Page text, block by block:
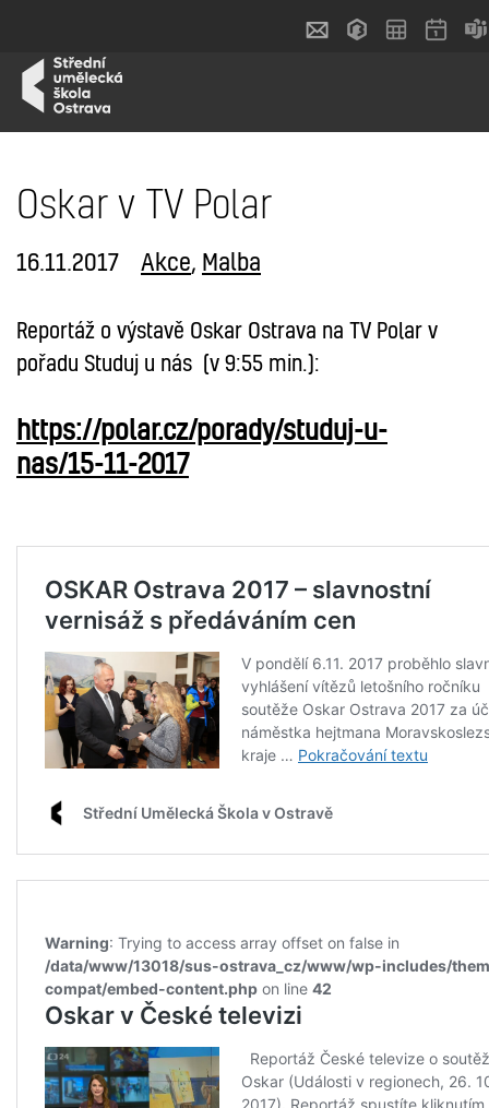
Oskar v TV Polar
16.11.2017 Akce, Malba
Reportáž o výstavě Oskar Ostrava na TV Polar v
pořadu Studuj u nás (v 9:55 min.):
https://polar.cz/porady/studuj-u-
nas/15-11-2017